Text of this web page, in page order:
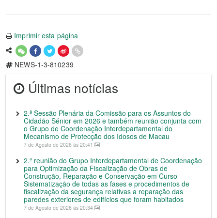
Imprimir esta página
NEWS-1-3-810239
Últimas notícias
2.ª Sessão Plenária da Comissão para os Assuntos do
Cidadão Sénior em 2026 e também reunião conjunta com
o Grupo de Coordenação Interdepartamental do
Mecanismo de Protecção dos Idosos de Macau
7 de Agosto de 2026 às 20:41
2.ª reunião do Grupo Interdepartamental de Coordenação
para Optimização da Fiscalização de Obras de
Construção, Reparação e Conservação em Curso
Sistematização de todas as fases e procedimentos de
fiscalização da segurança relativas a reparação das
paredes exteriores de edifícios que foram habitados
7 de Agosto de 2026 às 20:34